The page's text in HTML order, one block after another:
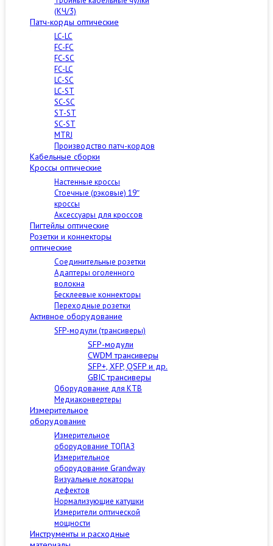
(КЧ/3)
Патч-корды оптические
LC-LC
FC-FC
FC-SC
FC-LC
LC-SC
LC-ST
SC-SC
ST-ST
SC-ST
MTRJ
Производство патч-кордов
Кабельные сборки
Кроссы оптические
Настенные кроссы
Стоечные (рэковые) 19″
кроссы
Аксессуары для кроссов
Пигтейлы оптические
Розетки и коннекторы
оптические
Соединительные розетки
Адаптеры оголенного
волокна
Бесклеевые коннекторы
Переходные розетки
Активное оборудование
SFP-модули (трансиверы)
SFP-модули
CWDM трансиверы
SFP+, XFP, QSFP и др.
GBIC трансиверы
Оборудование для КТВ
Медиаконвертеры
Измерительное
оборудование
Измерительное
оборудование ТОПАЗ
Измерительное
оборудование Grandway
Визуальные локаторы
дефектов
Нормализующие катушки
Измерители оптической
мощности
Инструменты и расходные